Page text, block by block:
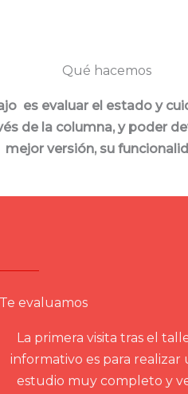
Qué hacemos
es evaluar el estado y
de la columna, y poder
mejor versión, su
Te evaluamos
La primera visita tras el
informativo es para realizar
estudio muy completo y